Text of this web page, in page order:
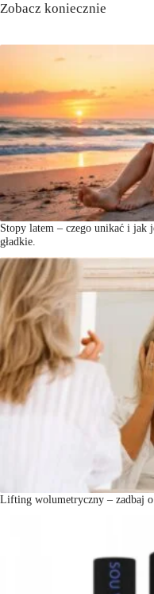
Zobacz koniecznie
Stopy latem – czego unikać i jak
gładkie.
Lifting wolumetryczny – zadbaj